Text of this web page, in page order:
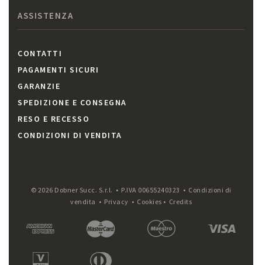
ASSISTENZA
CONTATTI
PAGAMENTI SICURI
GARANZIE
SPEDIZIONE E CONSEGNA
RESO E RECESSO
CONDIZIONI DI VENDITA
© 2026 Dobner Succ. S.r.l. • P.IVA 00655240323 • Condizioni di
vendita • Privacy • Cookies • Credits